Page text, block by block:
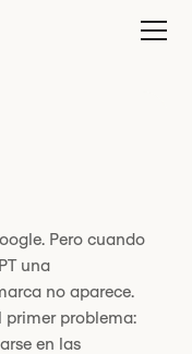
Pero cuando
una
no aparece.
primer problema:
en las